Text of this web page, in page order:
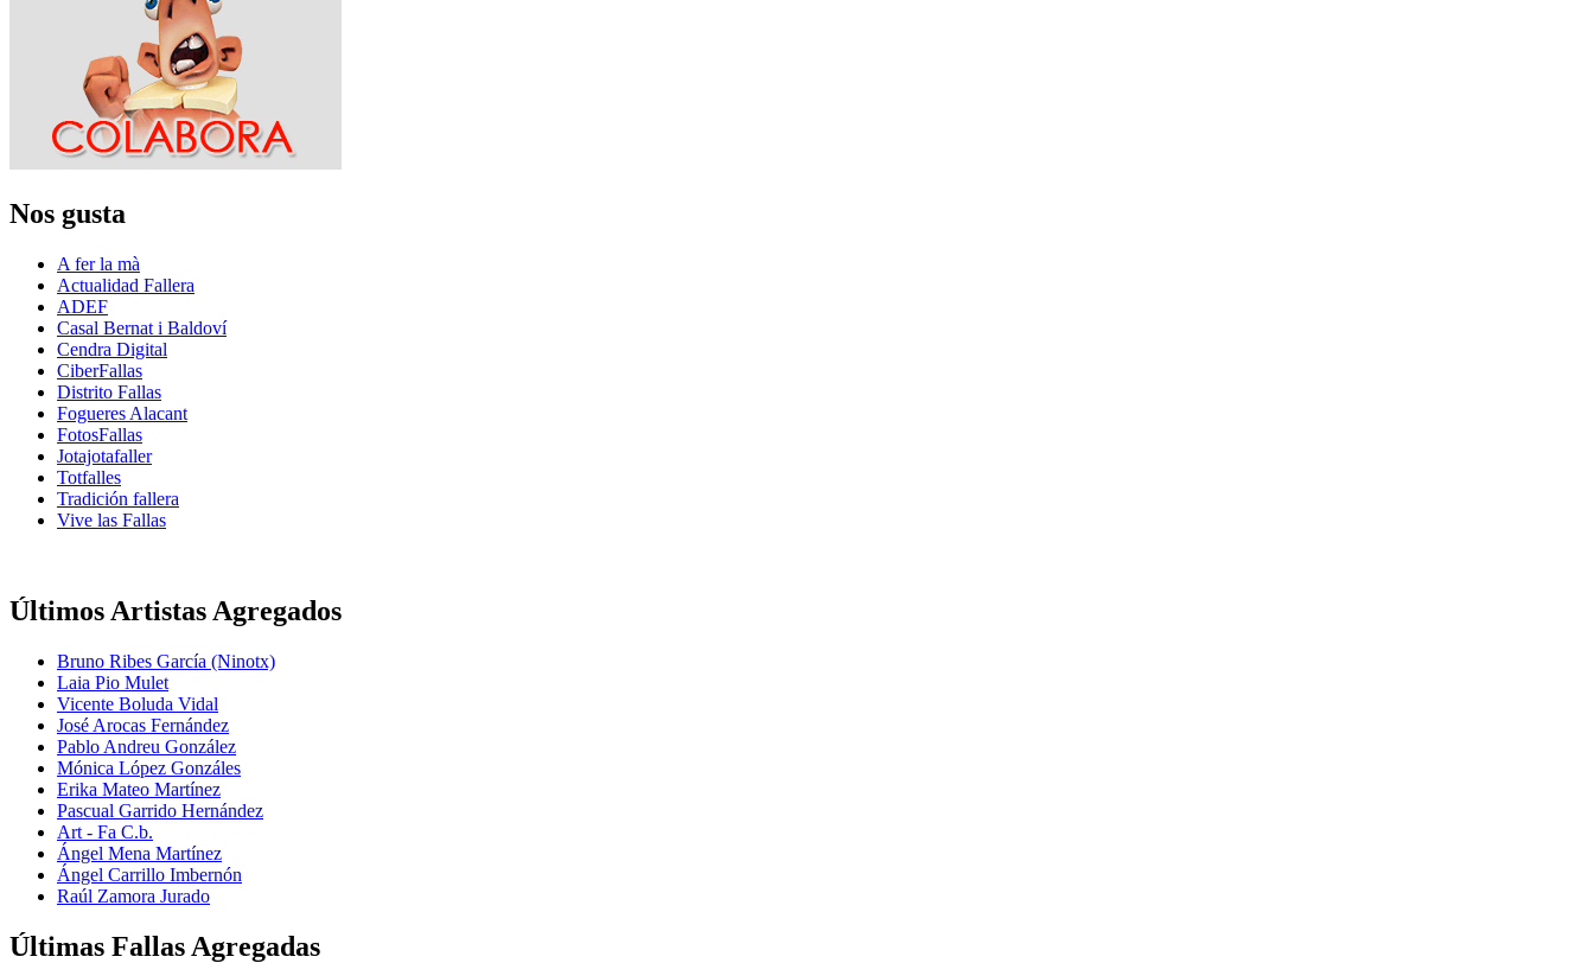
Nos gusta
A fer la mà
Actualidad Fallera
ADEF
Casal Bernat i Baldoví
Cendra Digital
CiberFallas
Distrito Fallas
Fogueres Alacant
FotosFallas
Jotajotafaller
Totfalles
Tradición fallera
Vive las Fallas
Últimos Artistas Agregados
Bruno Ribes García (Ninotx)
Laia Pio Mulet
Vicente Boluda Vidal
José Arocas Fernández
Pablo Andreu González
Mónica López Gonzáles
Erika Mateo Martínez
Pascual Garrido Hernández
Art - Fa C.b.
Ángel Mena Martínez
Ángel Carrillo Imbernón
Raúl Zamora Jurado
Últimas Fallas Agregadas